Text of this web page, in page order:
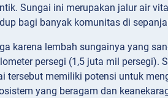
Sungai ini merupakan jalur air
bagi banyak komunitas di
karena lembah sungainya yang
persegi (1,5 juta mil persegi).
tersebut memiliki potensi untuk
yang beragam dan